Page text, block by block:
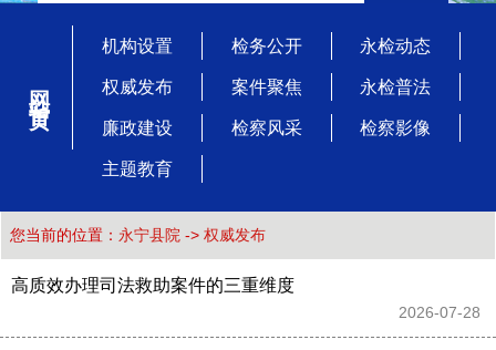
网站首页
机构设置 检务公开 永检动态
权威发布 案件聚焦 永检普法
廉政建设 检察风采 检察影像
主题教育
您当前的位置： 永宁县院 -> 权威发布
高质效办理司法救助案件的三重维度
2026-07-28